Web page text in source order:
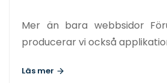
Mer än bara webbsidor
producerar vi också
Läs mer